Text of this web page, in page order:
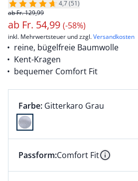
4,7 (51)
ab Fr. 129,99
ab Fr. 54,99 (-58%)
inkl. Mehrwertsteuer und zzgl.Versandkosten
reine, bügelfreie Baumwolle
Kent-Kragen
bequemer Comfort Fit
Farbauswahl:
Farbe: aktuell ausgewählt:
Gitterkaro Grau
Farbe Gitterkaro Grau
Dieser Artikel hat die
Passform:Comfort Fit